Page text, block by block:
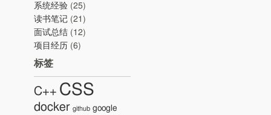
系统经验 (25)
读书笔记 (21)
面试总结 (12)
项目经历 (6)
标签
C++ CSS
docker github google